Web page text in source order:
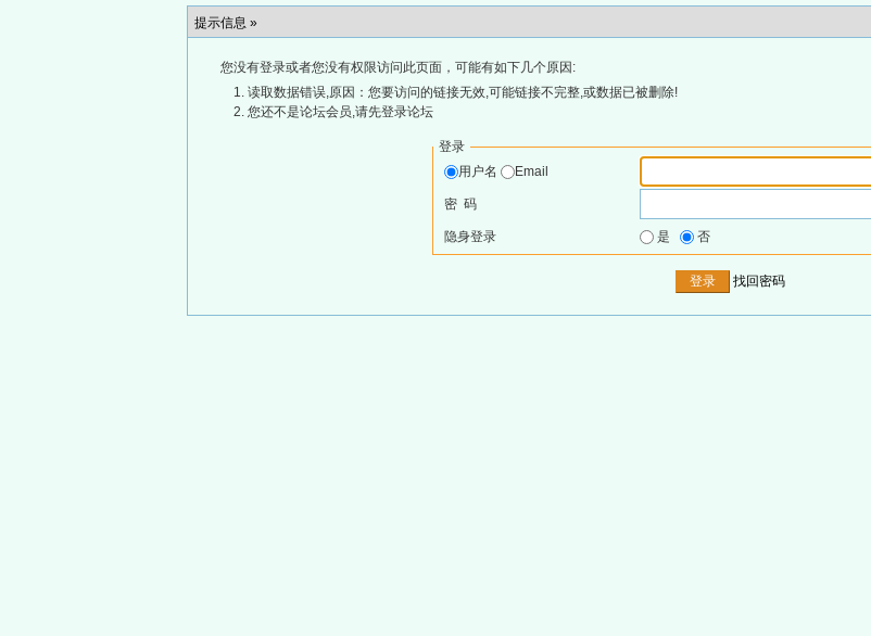
提示信息 »
您没有登录或者您没有权限访问此页面，可能有如下几个原因:
读取数据错误,原因：您要访问的链接无效,可能链接不完整,或数据已被删除!
您还不是论坛会员,请先登录论坛
登录
用户名
Email
密 码
隐身登录 是 否
找回密码